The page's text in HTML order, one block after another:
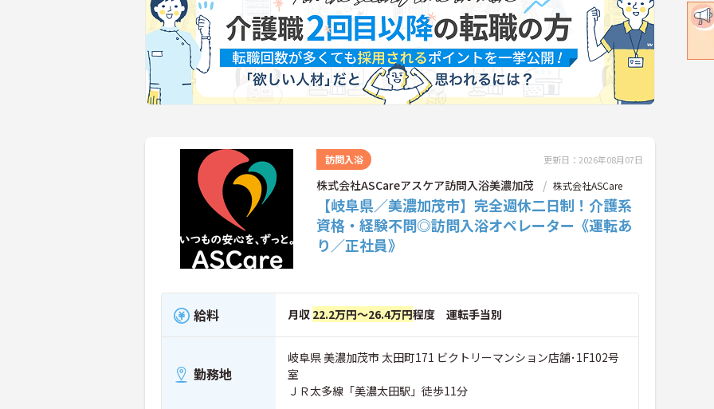
訪問入浴 更新日：2026年08月07日
株式会社ASCareアスケア訪問入浴美濃加茂 株式会社ASCare
【岐阜県／美濃加茂市】完全週休二日制！介護系
資格・経験不問◎訪問入浴オペレーター《運転あ
り／正社員》
給料 月収 22.2万円～26.4万円程度 運転手当別
勤務地
岐阜県 美濃加茂市 太田町171 ビクトリーマンション店舗･1F102号
室
ＪＲ太多線「美濃太田駅」徒歩11分